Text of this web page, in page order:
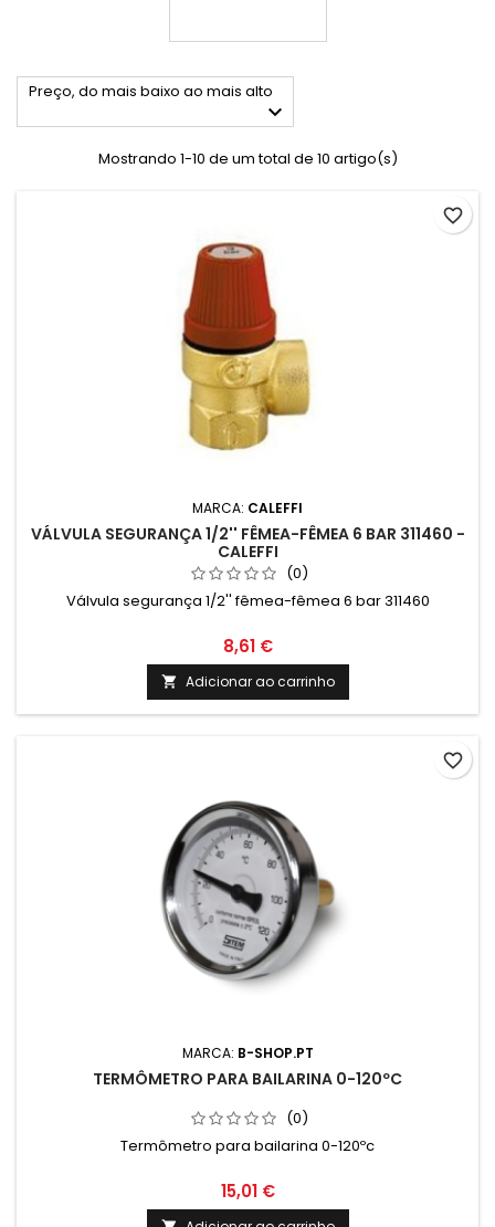
Preço, do mais baixo ao mais alto

Mostrando 1-10 de um total de 10 artigo(s)
MARCA: CALEFFI
VÁLVULA SEGURANÇA 1/2'' FÊMEA-FÊMEA 6 BAR 311460 -
CALEFFI
(0)
Válvula segurança 1/2'' fêmea-fêmea 6 bar 311460
8,61 €
 Adicionar ao carrinho
favorite_border
MARCA: B-SHOP.PT
TERMÔMETRO PARA BAILARINA 0-120ºC
(0)
Termômetro para bailarina 0-120ºc
15,01 €
favorite_border